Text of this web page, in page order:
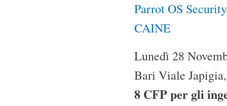
Parrot OS Security
CAINE
Lunedì 28
Bari Viale
8 CFP per gli